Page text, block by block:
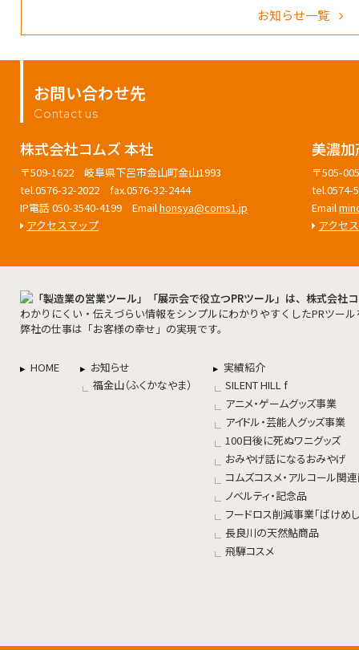
お知らせ一覧
お問い合わせ先
Contact us
株式会社コムズ 本社
〒509-1622 岐阜県下呂市金山町金山1993
tel.0576-32-2022 fax.0576-32-2444
IP電話 050-3540-4199 Emailhonsya@coms1.jp
アクセスマップ
美濃
〒505-
tel.0574-
Email
アクセ
わかりにくい・伝えづらい情報をシンプルにわかりやすくしたPRツー
弊社の仕事は「お客様の幸せ」の実現です。
HOME
お知らせ
福金山（ふくかなやま）
実績紹介
SILENT HILL f
アニメ・ゲームグッズ事業
アイドル・芸能人グッズ事業
100日後に死ぬワニグッズ
おみやげ話になるおみやげ
コムズコスメ・アルコール関
ノベルティ・記念品
フードロス削減事業「ばけめし
長良川の天然鮎商品
飛騨コスメ